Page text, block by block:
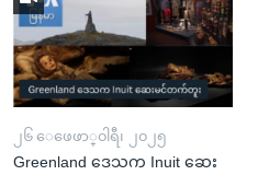
၂၆ ေဖေဖာ္၀ါရီ၊ ၂၀၂၅
Greenland ဒေသက Inuit ဆေး